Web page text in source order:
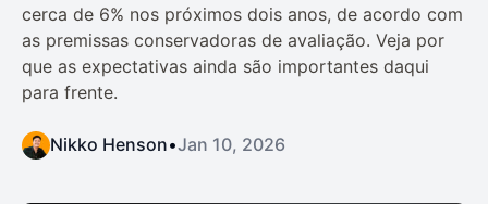
cerca de 6% nos próximos dois anos, de acordo com
as premissas conservadoras de avaliação. Veja por
que as expectativas ainda são importantes daqui
para frente.
Nikko Henson•Jan 10, 2026